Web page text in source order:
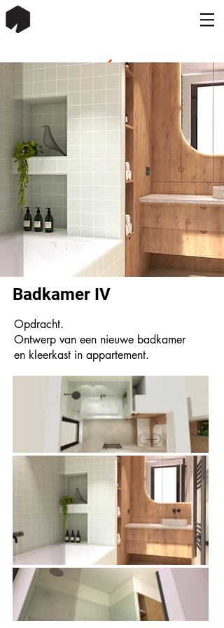
Badkamer IV
Opdracht.
Ontwerp van een nieuwe badkamer
en kleerkast in appartement.